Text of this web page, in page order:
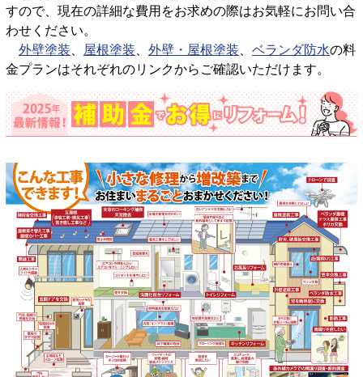
すので、現在の詳細な費用をお求めの際はお気軽にお問い合
わせください。
外壁塗装
屋根塗装 外壁・屋根塗装 ベランダ防水の料
金プランはそれぞれのリンクからご確認いただけます。